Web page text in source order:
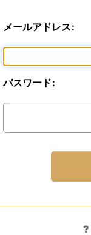
メールアドレス:
パスワード: